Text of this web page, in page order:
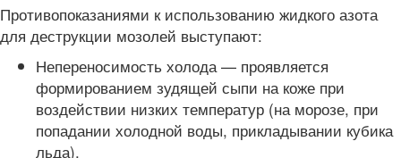
Противопоказаниями к использованию жидкого азота
для деструкции мозолей выступают:
Непереносимость холода — проявляется
формированием зудящей сыпи на коже при
воздействии низких температур (на морозе, при
попадании холодной воды, прикладывании кубика
льда).